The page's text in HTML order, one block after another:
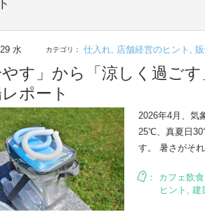
水 カテゴリ： 仕入れ, 店舗経営のヒント ,
やす」から「涼しく過ご
ポート
2026年4月、気
25℃、真夏日
す。 暑さがそ
： カフェ飲
ヒント , 建